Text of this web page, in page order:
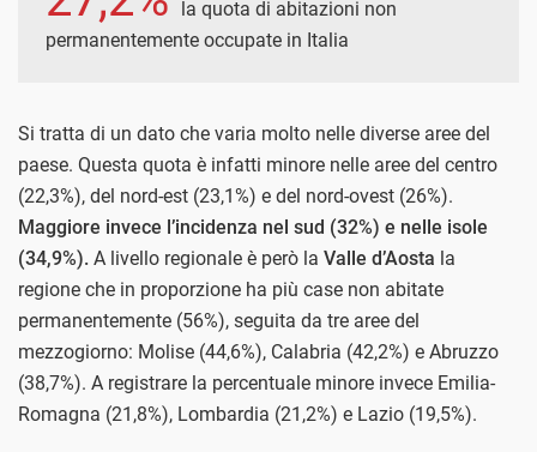
la quota di abitazioni non
permanentemente occupate in Italia
Si tratta di un dato che varia molto nelle diverse aree del
paese. Questa quota è infatti minore nelle aree del centro
(22,3%), del nord-est (23,1%) e del nord-ovest (26%).
Maggiore invece l’incidenza nel sud (32%) e nelle isole
(34,9%). A livello regionale è però la Valle d’Aosta la
regione che in proporzione ha più case non abitate
permanentemente (56%), seguita da tre aree del
mezzogiorno: Molise (44,6%), Calabria (42,2%) e Abruzzo
(38,7%). A registrare la percentuale minore invece Emilia-
Romagna (21,8%), Lombardia (21,2%) e Lazio (19,5%).